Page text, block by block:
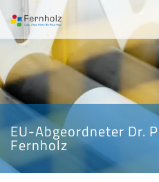
i
o
c
n
e
n
EU-Abgeordneter Dr.
Fernholz